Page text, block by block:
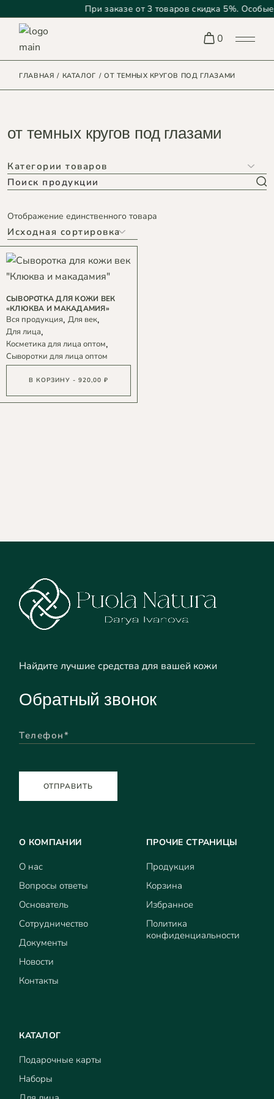
При заказе от 3 товаров скидка 5%.
Skip
content
0
ГЛАВНАЯ КАТАЛОГ ОТ ТЕМНЫХ КРУГОВ ПОД ГЛАЗАМИ
от темных кругов под глазами
Search
Отображение единственного товара
СЫВОРОТКА ДЛЯ КОЖИ ВЕК
«КЛЮКВА И МАКАДАМИЯ»
Вся продукция Для век
Для лица
Косметика для лица оптом
Сыворотки для лица оптом
В КОРЗИНУ - 920,00 ₽
Найдите лучшие средства для вашей кожи
Обратный звонок
ОТПРАВИТЬ
О КОМПАНИИ
О нас
Вопросы ответы
Основатель
Сотрудничество
Документы
Новости
Контакты
ПРОЧИЕ СТРАНИЦЫ
Продукция
Корзина
Избранное
Политика
конфиденциальности
КАТАЛОГ
Подарочные карты
Наборы